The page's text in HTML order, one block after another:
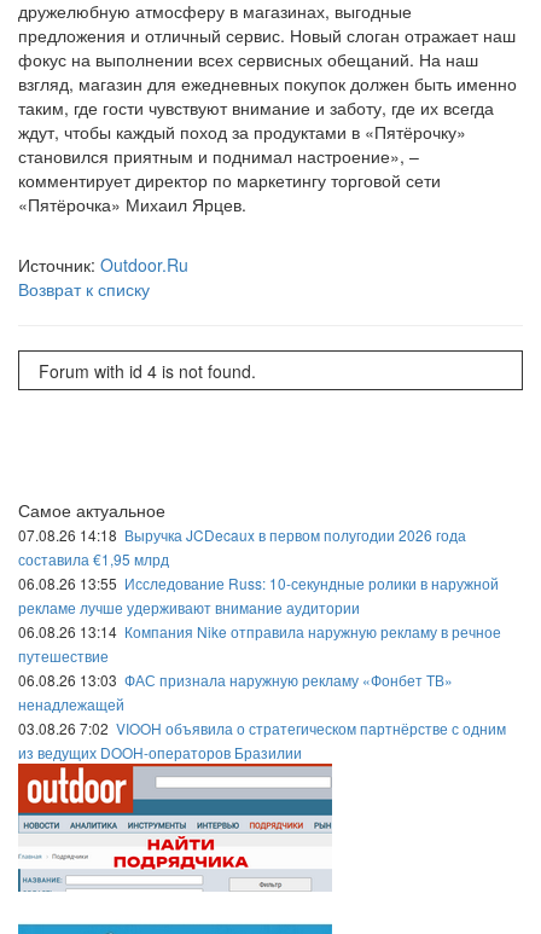
дружелюбную атмосферу в магазинах, выгодные
предложения и отличный сервис. Новый слоган отражает наш
фокус на выполнении всех сервисных обещаний. На наш
взгляд, магазин для ежедневных покупок должен быть именно
таким, где гости чувствуют внимание и заботу, где их всегда
ждут, чтобы каждый поход за продуктами в «Пятёрочку»
становился приятным и поднимал настроение», –
комментирует директор по маркетингу торговой сети
«Пятёрочка» Михаил Ярцев.
Источник: Outdoor.Ru
Возврат к списку
Forum with id 4 is not found.
Самое актуальное
07.08.26 14:18 Выручка JCDecaux в первом полугодии 2026 года
составила €1,95 млрд
06.08.26 13:55 Исследование Russ: 10-секундные ролики в наружной
рекламе лучше удерживают внимание аудитории
06.08.26 13:14 Компания Nike отправила наружную рекламу в речное
путешествие
06.08.26 13:03 ФАС признала наружную рекламу «Фонбет ТВ»
ненадлежащей
03.08.26 7:02 VIOOH объявила о стратегическом партнёрстве с одним
из ведущих DOOH-операторов Бразилии